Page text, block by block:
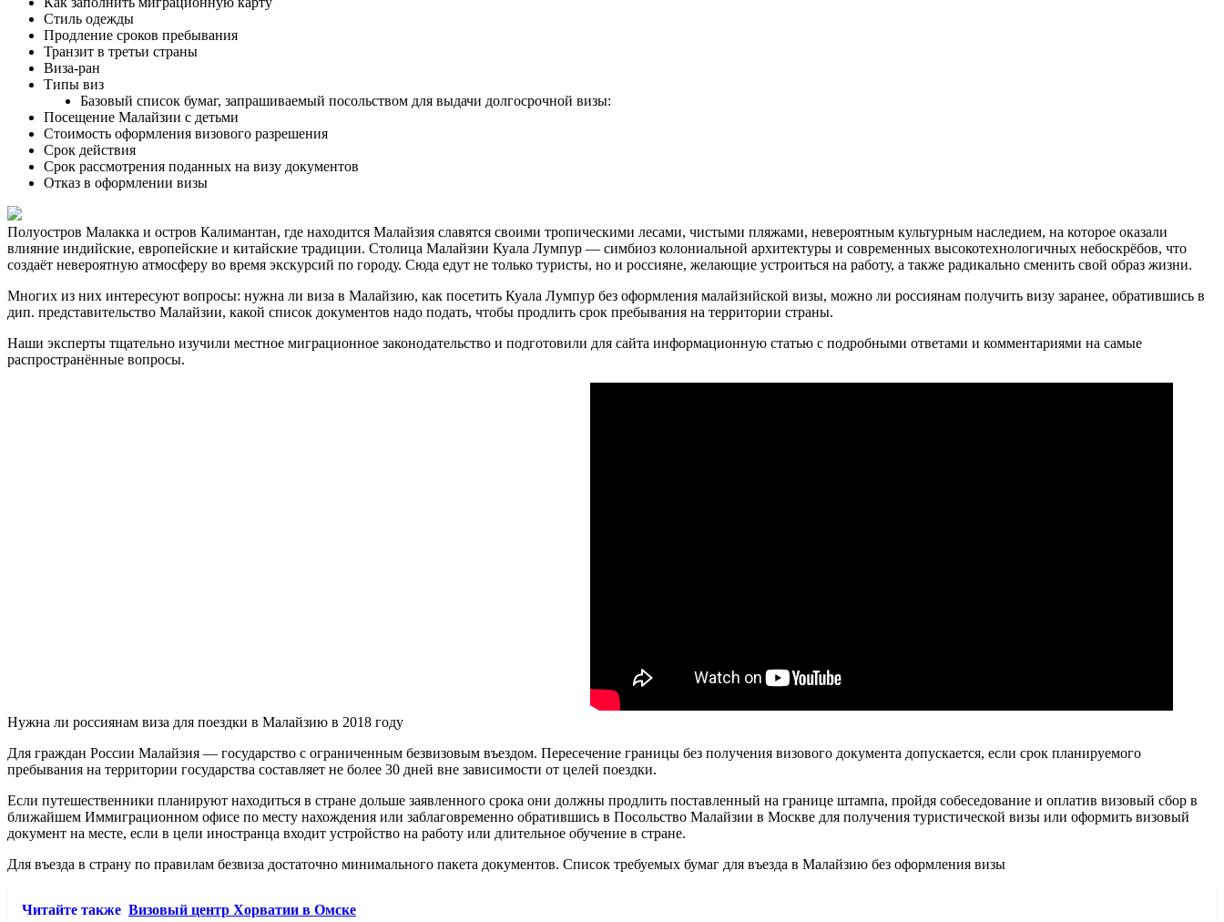
Стиль одежды
Продление сроков пребывания
Транзит в третьи страны
Виза-ран
Типы виз
Базовый список бумаг, запрашиваемый посольством для выдачи долгосрочной визы:
Посещение Малайзии с детьми
Стоимость оформления визового разрешения
Срок действия
Срок рассмотрения поданных на визу документов
Отказ в оформлении визы
Полуостров Малакка и остров Калимантан, где находится Малайзия славятся своими тропическими лесами, чистыми пляжами, невероятным культурным наследием, на которое оказали
влияние индийские, европейские и китайские традиции. Столица Малайзии Куала Лумпур — симбиоз колониальной архитектуры и современных высокотехнологичных небоскрёбов, что
создаёт невероятную атмосферу во время экскурсий по городу. Сюда едут не только туристы, но и россияне, желающие устроиться на работу, а также радикально сменить свой образ жизни.
Многих из них интересуют вопросы: нужна ли виза в Малайзию, как посетить Куала Лумпур без оформления малайзийской визы, можно ли россиянам получить визу заранее, обратившись в
дип. представительство Малайзии, какой список документов надо подать, чтобы продлить срок пребывания на территории страны.
Наши эксперты тщательно изучили местное миграционное законодательство и подготовили для сайта информационную статью с подробными ответами и комментариями на самые
распространённые вопросы.
Нужна ли россиянам виза для поездки в Малайзию в 2018 году
Для граждан России Малайзия — государство с ограниченным безвизовым въездом. Пересечение границы без получения визового документа допускается, если срок планируемого
пребывания на территории государства составляет не более 30 дней вне зависимости от целей поездки.
Если путешественники планируют находиться в стране дольше заявленного срока они должны продлить поставленный на границе штампа, пройдя собеседование и оплатив визовый сбор в
ближайшем Иммиграционном офисе по месту нахождения или заблаговременно обратившись в Посольство Малайзии в Москве для получения туристической визы или оформить визовый
документ на месте, если в цели иностранца входит устройство на работу или длительное обучение в стране.
Для въезда в страну по правилам безвиза достаточно минимального пакета документов. Список требуемых бумаг для въезда в Малайзию без оформления визы
Читайте также Визовый центр Хорватии в Омске